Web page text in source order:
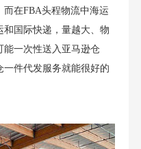
在FBA头程物流中海运
和国际快递，量越大、物
一次性送入亚马逊仓
一件代发服务就能很好的